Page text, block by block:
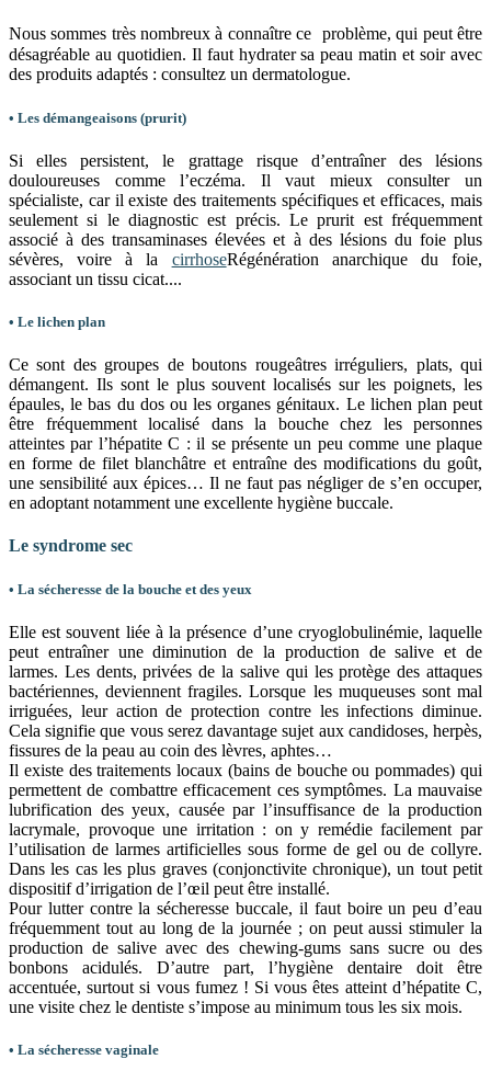
Nous sommes très nombreux à connaître ce problème, qui peut être
désagréable au quotidien. Il faut hydrater sa peau matin et soir avec
des produits adaptés : consultez un dermatologue.
• Les démangeaisons (prurit)
Si elles persistent, le grattage risque d’entraîner des lésions
douloureuses comme l’eczéma. Il vaut mieux consulter un
spécialiste, car il existe des traitements spécifiques et efficaces, mais
seulement si le diagnostic est précis. Le prurit est fréquemment
associé à des transaminases élevées et à des lésions du foie plus
sévères, voire à la cirrhoseRégénération anarchique du foie,
associant un tissu cicat....
• Le lichen plan
Ce sont des groupes de boutons rougeâtres irréguliers, plats, qui
démangent. Ils sont le plus souvent localisés sur les poignets, les
épaules, le bas du dos ou les organes génitaux. Le lichen plan peut
être fréquemment localisé dans la bouche chez les personnes
atteintes par l’hépatite C : il se présente un peu comme une plaque
en forme de filet blanchâtre et entraîne des modifications du goût,
une sensibilité aux épices… Il ne faut pas négliger de s’en occuper,
en adoptant notamment une excellente hygiène buccale.
Le syndrome sec
• La sécheresse de la bouche et des yeux
Elle est souvent liée à la présence d’une cryoglobulinémie, laquelle
peut entraîner une diminution de la production de salive et de
larmes. Les dents, privées de la salive qui les protège des attaques
bactériennes, deviennent fragiles. Lorsque les muqueuses sont mal
irriguées, leur action de protection contre les infections diminue.
Cela signifie que vous serez davantage sujet aux candidoses, herpès,
fissures de la peau au coin des lèvres, aphtes…
Il existe des traitements locaux (bains de bouche ou pommades) qui
permettent de combattre efficacement ces symptômes. La mauvaise
lubrification des yeux, causée par l’insuffisance de la production
lacrymale, provoque une irritation : on y remédie facilement par
l’utilisation de larmes artificielles sous forme de gel ou de collyre.
Dans les cas les plus graves (conjonctivite chronique), un tout petit
dispositif d’irrigation de l’œil peut être installé.
Pour lutter contre la sécheresse buccale, il faut boire un peu d’eau
fréquemment tout au long de la journée ; on peut aussi stimuler la
production de salive avec des chewing-gums sans sucre ou des
bonbons acidulés. D’autre part, l’hygiène dentaire doit être
accentuée, surtout si vous fumez ! Si vous êtes atteint d’hépatite C,
une visite chez le dentiste s’impose au minimum tous les six mois.
• La sécheresse vaginale